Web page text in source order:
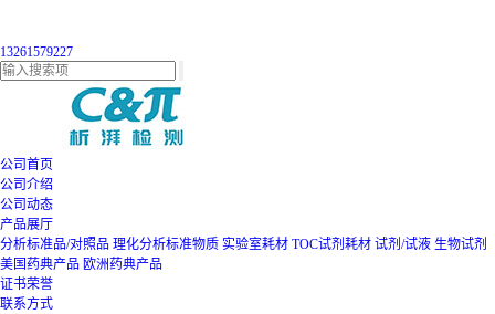
13261579227
公司首页
公司介绍
公司动态
产品展厅
分析标准品/对照品 理化分析标准物质 实验室耗材 TOC试剂耗材 试剂/试液 生物试剂
美国药典产品 欧洲药典产品
证书荣誉
联系方式